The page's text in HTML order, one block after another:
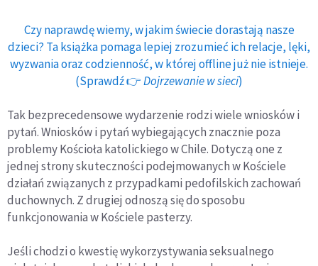
Czy naprawdę wiemy, w jakim świecie dorastają nasze
dzieci? Ta książka pomaga lepiej zrozumieć ich relacje, lęki,
wyzwania oraz codzienność, w której offline już nie istnieje.
(Sprawdź 👉Dojrzewanie w sieci)
Tak bezprecedensowe wydarzenie rodzi wiele wniosków i
pytań. Wniosków i pytań wybiegających znacznie poza
problemy Kościoła katolickiego w Chile. Dotyczą one z
jednej strony skuteczności podejmowanych w Kościele
działań związanych z przypadkami pedofilskich zachowań
duchownych. Z drugiej odnoszą się do sposobu
funkcjonowania w Kościele pasterzy.
Jeśli chodzi o kwestię wykorzystywania seksualnego